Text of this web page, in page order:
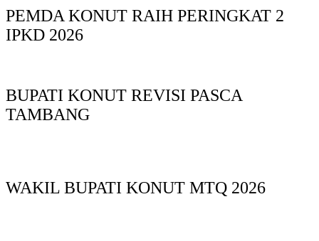
PEMDA KONUT RAIH PERINGKAT 2
IPKD 2026
BUPATI KONUT REVISI PASCA
TAMBANG
WAKIL BUPATI KONUT MTQ 2026